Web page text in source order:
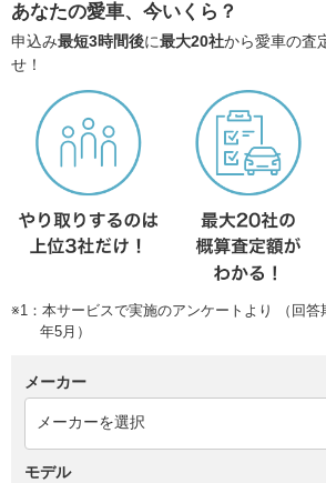
あなたの愛車、今いくら？
申込み最短3時間後に最大20社から愛車の査
せ！
※1：本サービスで実施のアンケートより （回答
年5月）
メーカー
モデル